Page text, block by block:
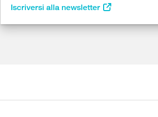
Iscriversi alla newsletter